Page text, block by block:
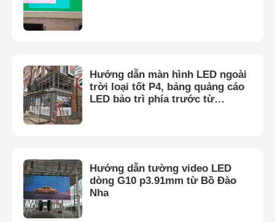
Hướng dẫn màn hình LED ngoài
trời loại tốt P4, bảng quảng cáo
LED bảo trì phía trước từ
Hướng dẫn tường video LED
dòng G10 p3.91mm từ Bồ Đào
Nha